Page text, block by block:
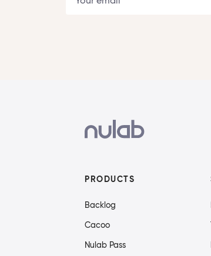
PRODUCTS
Backlog
Cacoo
Nulab Pass